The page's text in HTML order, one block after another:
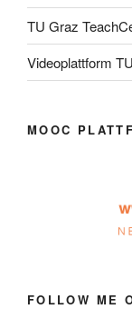
TU Graz
Videoplattform
MOOC
FOLLOW ME